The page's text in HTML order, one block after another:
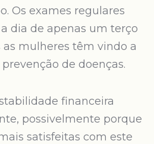
Os exames regulares
dia de apenas um terço
mulheres têm vindo a
de doenças.
financeira
possivelmente porque
satisfeitas com este